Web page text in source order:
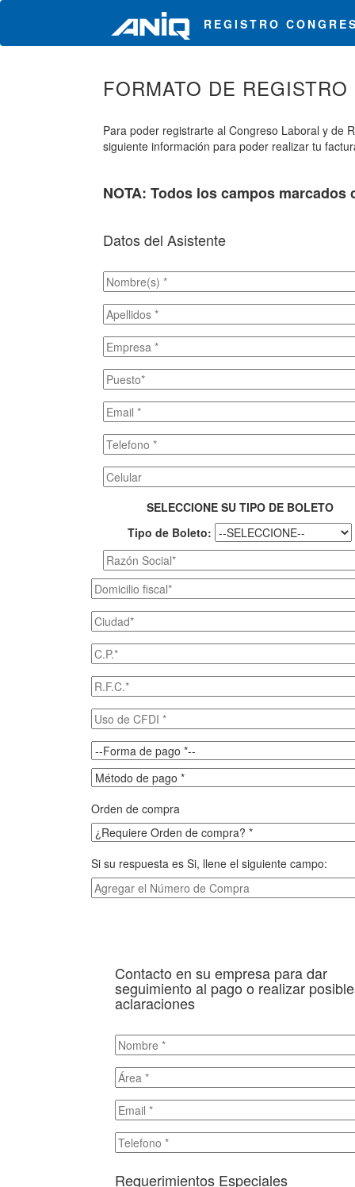
REGISTRO
FORMATO DE REGISTRO
Para poder registrarte al Congreso Laboral y de
siguiente información para poder realizar tu
NOTA: Todos los campos
Datos del Asistente
SELECCIONE SU TIPO DE BOLETO
Tipo de Boleto:
Orden de compra
Si su respuesta es Si, llene el siguiente campo:
Contacto en su empresa para dar
seguimiento al pago o realizar
aclaraciones
Requerimientos Especiales